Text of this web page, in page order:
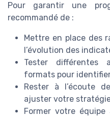
Pour garantir une
recommandé de :
Mettre en place des
l’évolution des
Tester différentes
formats pour
Rester à l’écoute
ajuster votre
Former votre